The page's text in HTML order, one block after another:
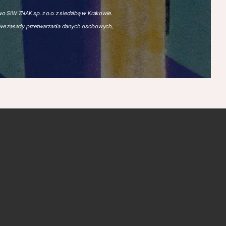
ZNAK sp. z o.o. z siedzibą w Krakowie.
zasady przetwarzania danych osobowych,